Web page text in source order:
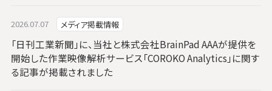
2026.07.07 メディア掲載情報
「日刊工業新聞」に、当社と株式会社BrainPad AAAが提供を
開始した作業映像解析サービス「COROKO Analytics」に関す
る記事が掲載されました